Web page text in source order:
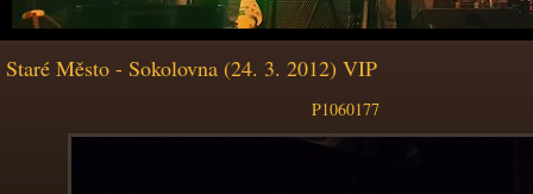
Staré Město - Sokolovna (24. 3. 2012) VIP
P1060177